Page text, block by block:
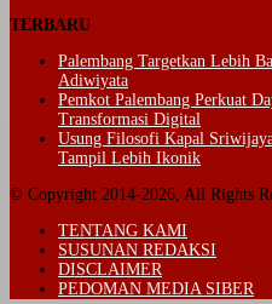
TERBARU
Palembang Targetkan Lebih
Adiwiyata
Pemkot Palembang Perkuat
Transformasi Digital
Usung Filosofi Kapal
Tampil Lebih Ikonik
© Copyright 2014-2026, All Rights
TENTANG KAMI
SUSUNAN REDAKSI
DISCLAIMER
PEDOMAN MEDIA SIBER